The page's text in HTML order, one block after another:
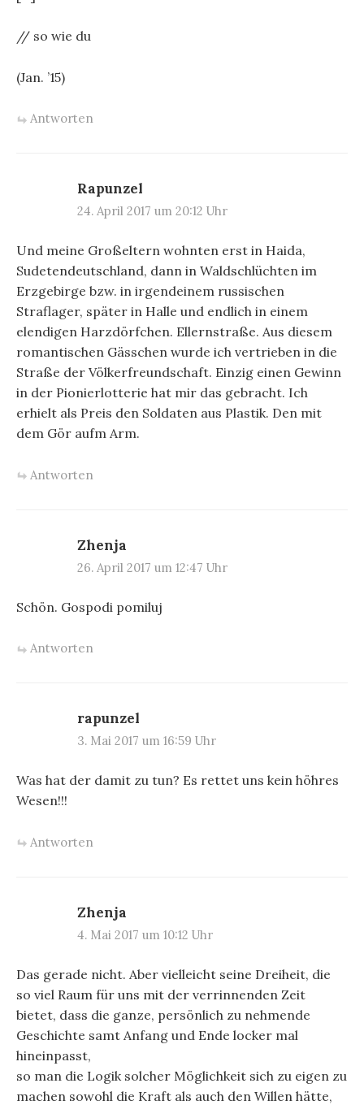
// so wie du
(Jan. ’15)
Antworten
Rapunzel
24. April 2017 um 20:12 Uhr
Und meine Großeltern wohnten erst in Haida,
Sudetendeutschland, dann in Waldschlüchten im
Erzgebirge bzw. in irgendeinem russischen
Straflager, später in Halle und endlich in einem
elendigen Harzdörfchen. Ellernstraße. Aus diesem
romantischen Gässchen wurde ich vertrieben in die
Straße der Völkerfreundschaft. Einzig einen Gewinn
in der Pionierlotterie hat mir das gebracht. Ich
erhielt als Preis den Soldaten aus Plastik. Den mit
dem Gör aufm Arm.
Antworten
Zhenja
26. April 2017 um 12:47 Uhr
Schön. Gospodi pomiluj
Antworten
rapunzel
3. Mai 2017 um 16:59 Uhr
Was hat der damit zu tun? Es rettet uns kein höhres
Wesen!!!
Antworten
Zhenja
4. Mai 2017 um 10:12 Uhr
Das gerade nicht. Aber vielleicht seine Dreiheit, die
so viel Raum für uns mit der verrinnenden Zeit
bietet, dass die ganze, persönlich zu nehmende
Geschichte samt Anfang und Ende locker mal
hineinpasst,
so man die Logik solcher Möglichkeit sich zu eigen zu
machen sowohl die Kraft als auch den Willen hätte,